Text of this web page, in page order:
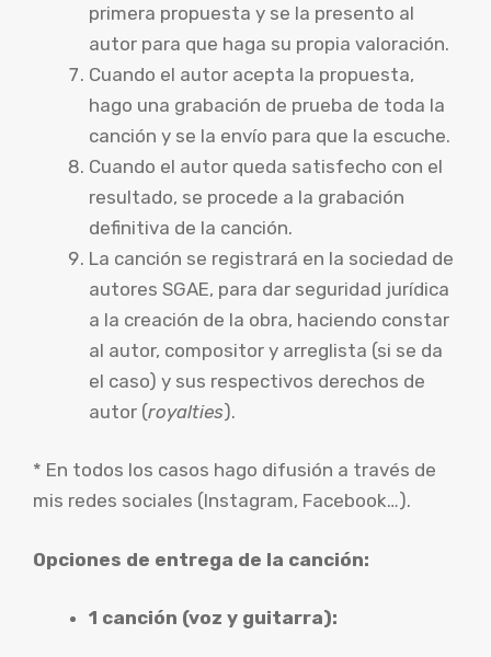
primera propuesta y se la presento al
autor para que haga su propia valoración.
Cuando el autor acepta la propuesta,
hago una grabación de prueba de toda la
canción y se la envío para que la escuche.
Cuando el autor queda satisfecho con el
resultado, se procede a la grabación
definitiva de la canción.
La canción se registrará en la sociedad de
autores SGAE, para dar seguridad jurídica
a la creación de la obra, haciendo constar
al autor, compositor y arreglista (si se da
el caso) y sus respectivos derechos de
autor (royalties).
* En todos los casos hago difusión a través de
mis redes sociales (Instagram, Facebook…).
Opciones de entrega de la canción:
1 canción (voz y guitarra):